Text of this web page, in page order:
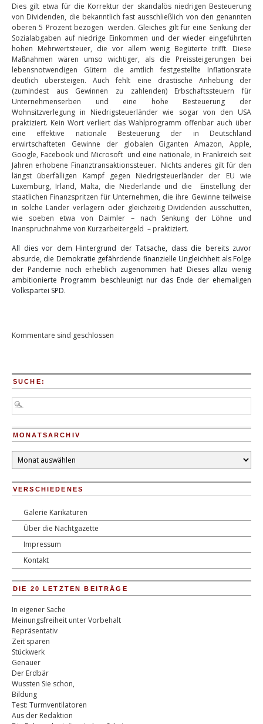
Dies gilt etwa für die Korrektur der skandalös niedrigen Besteuerung
von Dividenden, die bekanntlich fast ausschließlich von den genannten
oberen 5 Prozent bezogen werden. Gleiches gilt für eine Senkung der
Sozialabgaben auf niedrige Einkommen und der wieder eingeführten
hohen Mehrwertsteuer, die vor allem wenig Begüterte trifft. Diese
Maßnahmen wären umso wichtiger, als die Preissteigerungen bei
lebensnotwendigen Gütern die amtlich festgestellte Inflationsrate
deutlich übersteigen. Auch fehlt eine drastische Anhebung der
(zumindest aus Gewinnen zu zahlenden) Erbschaftssteuern für
Unternehmenserben und eine hohe Besteuerung der
Wohnsitzverlegung in Niedrigsteuerländer wie sogar von den USA
praktiziert. Kein Wort verliert das Wahlprogramm offenbar auch über
eine effektive nationale Besteuerung der in Deutschland
erwirtschafteten Gewinne der globalen Giganten Amazon, Apple,
Google, Facebook und Microsoft und eine nationale, in Frankreich seit
Jahren erhobene Finanztransaktionssteuer. Nichts anderes gilt für den
längst überfälligen Kampf gegen Niedrigsteuerländer der EU wie
Luxemburg, Irland, Malta, die Niederlande und die
Einstellung der
staatlichen Finanzspritzen für Unternehmen, die ihre Gewinne teilweise
in solche Länder verlagern oder gleichzeitig Dividenden ausschütten,
wie soeben etwa von Daimler – nach Senkung der Löhne und
Inanspruchnahme von Kurzarbeitergeld – praktiziert.
All dies vor dem Hintergrund der Tatsache, dass die bereits zuvor
absurde, die Demokratie gefährdende finanzielle Ungleichheit als Folge
der Pandemie noch erheblich zugenommen hat! Dieses allzu wenig
ambitionierte Programm beschleunigt nur das Ende der ehemaligen
Volkspartei SPD.
Kommentare sind geschlossen
SUCHE:
MONATSARCHIV
Monatsarchiv
VERSCHIEDENES
Galerie Karikaturen
Über die Nachtgazette
Impressum
Kontakt
DIE 20 LETZTEN BEITRÄGE
In eigener Sache
Meinungsfreiheit unter Vorbehalt
Repräsentativ
Zeit sparen
Stückwerk
Genauer
Der Erdbär
Wussten Sie schon,
Bildung
Test: Turmventilatoren
Aus der Redaktion